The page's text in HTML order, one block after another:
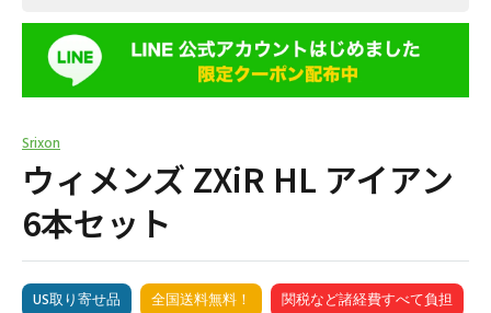
Srixon
ウィメンズ ZXiR HL アイアン
6本セット
US取り寄せ品 全国送料無料！ 関税など諸経費すべて負担